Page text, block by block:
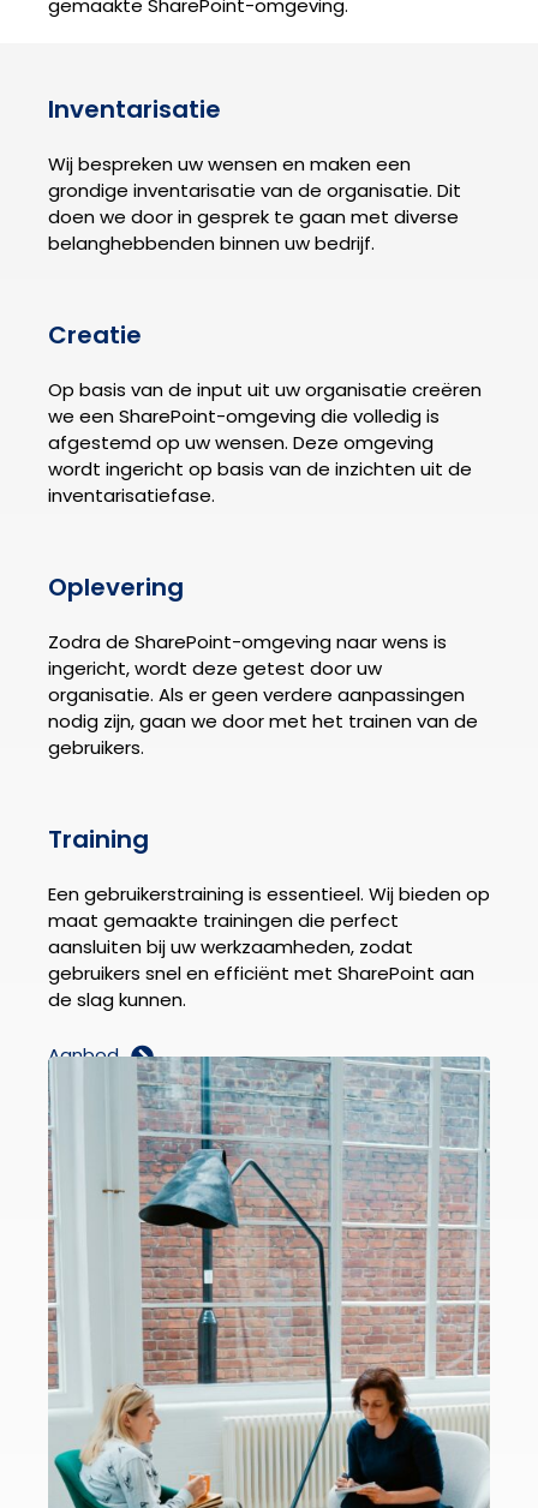
gemaakte SharePoint-omgeving.
Inventarisatie
Wij bespreken uw wensen en maken een
grondige inventarisatie van de organisatie. Dit
doen we door in gesprek te gaan met diverse
belanghebbenden binnen uw bedrijf.
Creatie
Op basis van de input uit uw organisatie creëren
we een SharePoint-omgeving die volledig is
afgestemd op uw wensen. Deze omgeving
wordt ingericht op basis van de inzichten uit de
inventarisatiefase.
Oplevering
Zodra de SharePoint-omgeving naar wens is
ingericht, wordt deze getest door uw
organisatie. Als er geen verdere aanpassingen
nodig zijn, gaan we door met het trainen van de
gebruikers.
Training
Een gebruikerstraining is essentieel. Wij bieden op
maat gemaakte trainingen die perfect
aansluiten bij uw werkzaamheden, zodat
gebruikers snel en efficiënt met SharePoint aan
de slag kunnen.
Aanbod